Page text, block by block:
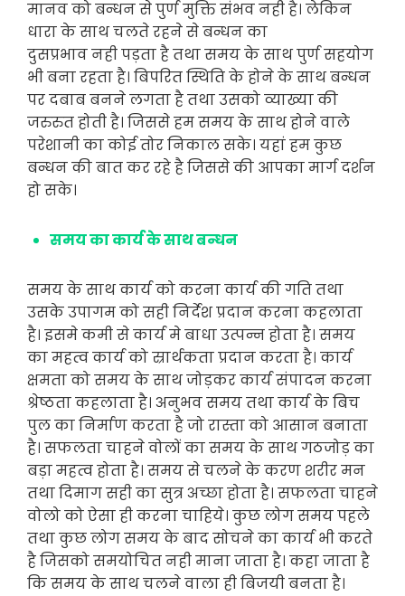
मानव को बन्धन से पुर्ण मुक्ति संभव नही है। लेकिन
धारा के साथ चलते रहने से बन्धन का
दुसप्रभाव नही पड़ता है तथा समय के साथ पुर्ण सहयोग
भी बना रहता है। बिपरित स्थिति के होने के साथ बन्धन
पर दबाब बनने लगता है तथा उसको व्याख्या की
जरुरुत होती है। जिससे हम समय के साथ होने वाले
परेशानी का कोई तोर निकाल सके। यहां हम कुछ
बन्धन की बात कर रहे है जिससे की आपका मार्ग दर्शन
हो सके।
समय का कार्य के साथ बन्धन
समय के साथ कार्य को करना कार्य की गति तथा
उसके उपागम को सही निर्देश प्रदान करना कहलाता
है। इसमे कमी से कार्य मे बाधा उत्पन्न होता है। समय
का महत्व कार्य को स्रार्थकता प्रदान करता है। कार्य
क्षमता को समय के साथ जोड़कर कार्य संपादन करना
श्रेष्ठता कहलाता है। अनुभव समय तथा कार्य के बिच
पुल का निर्माण करता है जो रास्ता को आसान बनाता
है। सफलता चाहने वोलों का समय के साथ गठजोड़ का
बड़ा महत्व होता है। समय से चलने के करण शरीर मन
तथा दिमाग सही का सुत्र अच्छा होता है। सफलता चाहने
वोलो को ऐसा ही करना चाहिये। कुछ लोग समय पहले
तथा कुछ लोग समय के बाद सोचने का कार्य भी करते
है जिसको समयोचित नही माना जाता है। कहा जाता है
कि समय के साथ चलने वाला ही बिजयी बनता है।